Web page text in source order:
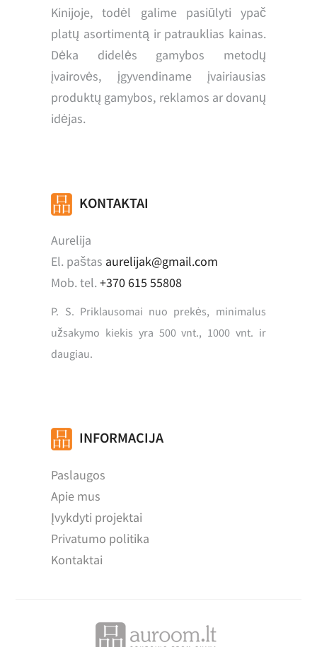
Kinijoje, todėl galime pasiūlyti ypač
platų asortimentą ir patrauklias kainas.
Dėka didelės gamybos metodų
įvairovės, įgyvendiname įvairiausias
produktų gamybos, reklamos ar dovanų
idėjas.
KONTAKTAI
Aurelija
El. paštas aurelijak@gmail.com
Mob. tel.+370 615 55808
P. S. Priklausomai nuo prekės, minimalus
užsakymo kiekis yra 500 vnt., 1000 vnt. ir
daugiau.
INFORMACIJA
Paslaugos
Apie mus
Įvykdyti projektai
Privatumo politika
Kontaktai